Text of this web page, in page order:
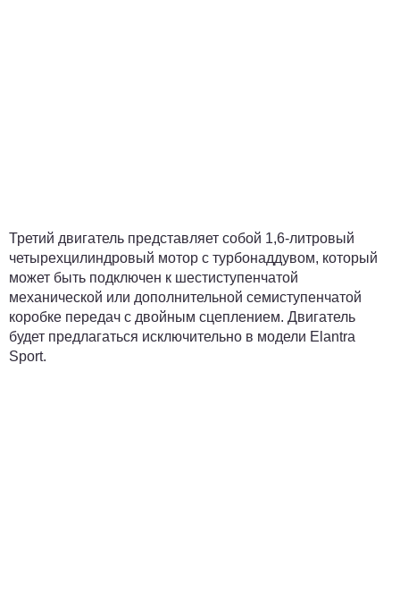
Третий двигатель представляет собой 1,6-литровый
четырехцилиндровый мотор с турбонаддувом, который
может быть подключен к шестиступенчатой
механической или дополнительной семиступенчатой
коробке передач с двойным сцеплением. Двигатель
будет предлагаться исключительно в модели Elantra
Sport.